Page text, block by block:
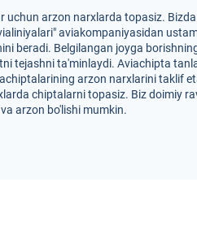
arzon narxlarda topasiz.
aviakompaniyasidan
beradi. Belgilangan joyga
tejashni ta'minlaydi. Aviachipta
arzon narxlarini taklif
chiptalarni topasiz. Biz doimiy
arzon bo'lishi mumkin.